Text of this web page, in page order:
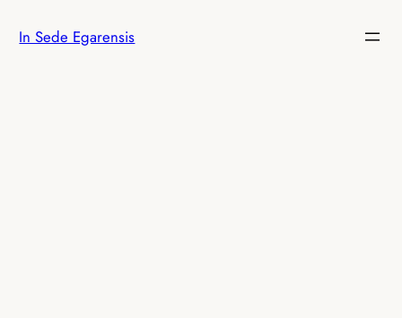
In Sede Egarensis